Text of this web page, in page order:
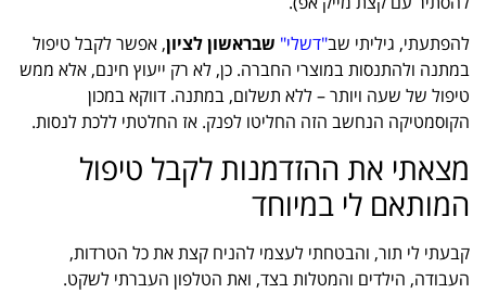
להפתעתי, גיליתי שב"דשלי" שבראשון לציון, אפשר לקבל טיפול
במתנה ולהתנסות במוצרי החברה. כן, לא רק ייעוץ חינם, אלא ממש
טיפול של שעה ויותר – ללא תשלום, במתנה. דווקא במכון
הקוסמטיקה הנחשב הזה החליטו לפנק. אז החלטתי ללכת לנסות.
מצאתי את ההזדמנות לקבל טיפול
המותאם לי במיוחד
קבעתי לי תור, והבטחתי לעצמי להניח קצת את כל הטרדות,
העבודה, הילדים והמטלות בצד, ואת הטלפון העברתי לשקט.